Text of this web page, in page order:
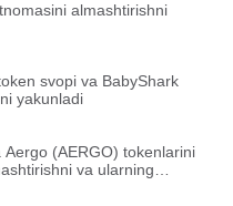
almashtirishni
svopi va BabyShark
yakunladi
(AERGO) tokenlarini
va ularning